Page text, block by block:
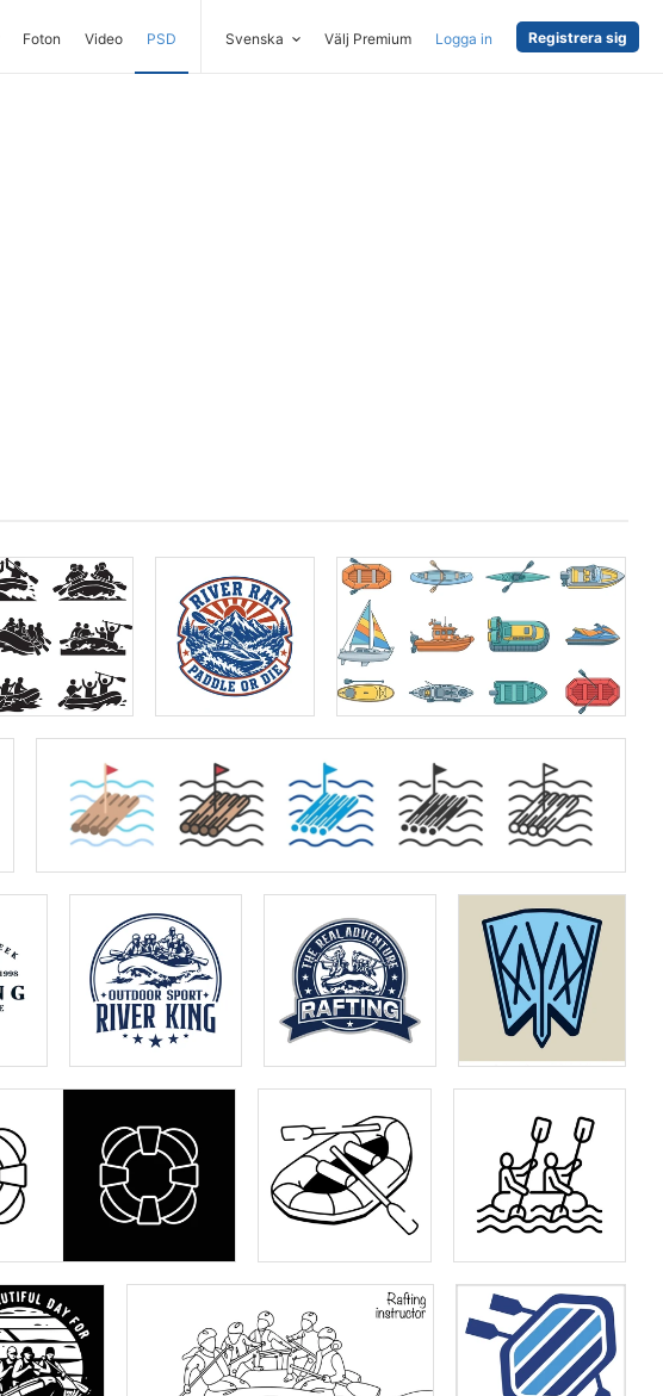
Foton Video PSD Svenska Välj Premium Logga in Registrera sig